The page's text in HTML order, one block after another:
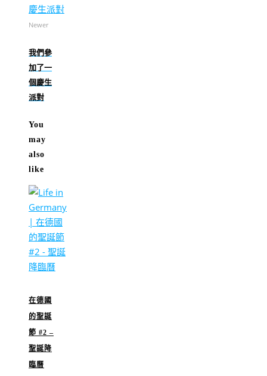
Newer
我們參
加了一
個慶生
派對
You
may
also
like
在德國
的聖誕
節 #2 –
聖誕降
臨曆